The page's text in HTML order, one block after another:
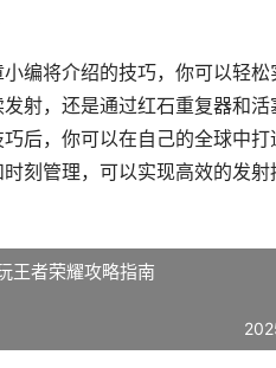
编将介绍的技巧，你可以轻
射，还是通过红石重复器和
后，你可以在自己的全球中
刻管理，可以实现高效的发射
王者荣耀攻略指南